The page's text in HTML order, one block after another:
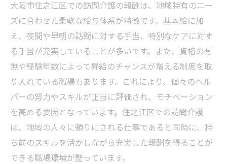
大阪市住之江区での訪問介護の報酬は、地域特有のニー
ズに合わせた柔軟な給与体系が特徴です。基本給に加
え、夜間や早朝の訪問に対する手当、特別なケアに対す
る手当が充実していることが多いです。また、資格の有
無や経験年数によって昇給のチャンスが増える制度を取
り入れている職場もあります。これにより、個々のヘル
パーの努力やスキルが正当に評価され、モチベーション
を高める要因となっています。住之江区での訪問介護
は、地域の人々に頼りにされる仕事であると同時に、持
ち前のスキルを活かしながら充実した報酬を得ることが
できる職場環境が整っています。